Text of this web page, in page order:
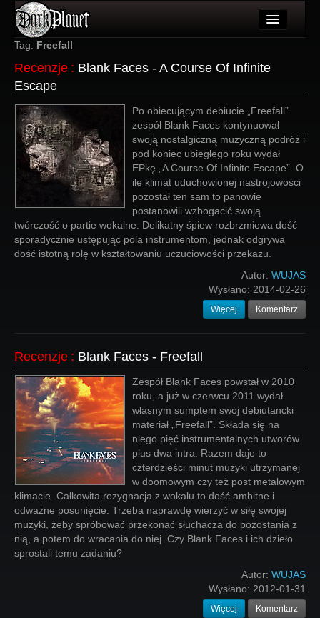
Artykuły
Użytkownicy
Wydarzenia
Galeria
Forum
Więcej
Tag: Freefall
Recenzje : Blank Faces - A Course Of Infinite
Escape
Po obiecującym debiucie „Freefall”
zespół Blank Faces kontynuował
swoją nostalgiczną muzyczną podróż i
pod koniec ubiegłego roku wydał
EPkę „A Course Of Infinite Escape”. O
ile klimat uduchowionej nastrojowości
pozostał ten sam to panowie
postanowili wzbogacić swoją
twórczość o partie wokalne. Delikatny śpiew rozbrzmiewa dość
sporadycznie ustępując pola instrumentom, jednak odgrywa
dość istotną rolę w kształtowaniu uczuciowości przekazu.
Autor: WUJAS
Wysłano: 2014-02-26
Więcej Komentarz
Recenzje : Blank Faces - Freefall
Zespół Blank Faces powstał w 2010
roku, a już w czerwcu 2011 wydał
własnym sumptem swój debiutancki
materiał „Freefall”. Składa się na
niego pięć instrumentalnych utworów
plus dwa intra. Razem daje to
czterdzieści minut muzyki utrzymanej
w doomowym czy też post metalowym
klimacie. Całkowita rezygnacja z wokalu to dość ambitne i
odważne posunięcie. Trzeba naprawdę wierzyć w siłę swojej
muzyki, żeby spróbować przekonać słuchacza do pozostania z
nią, a potem do wracania do niej. Czy Blank Faces i ich dzieło
sprostali temu zadaniu?
Autor: WUJAS
Wysłano: 2012-01-31
Więcej Komentarz